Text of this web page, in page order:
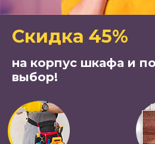
Скидка 45%
на корпус шкафа и
выбор!